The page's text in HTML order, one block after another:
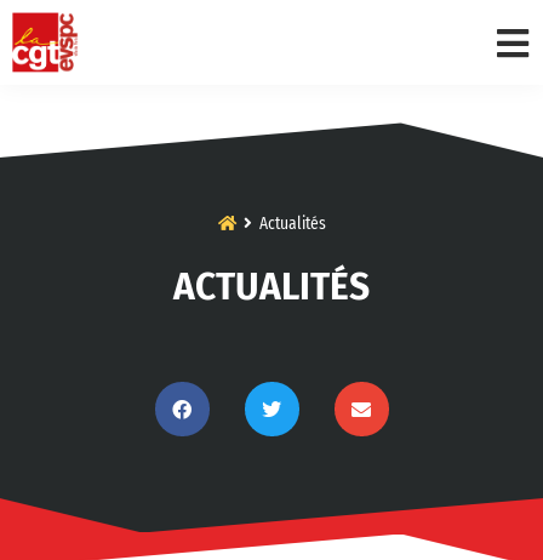
Actualités
ACTUALITÉS